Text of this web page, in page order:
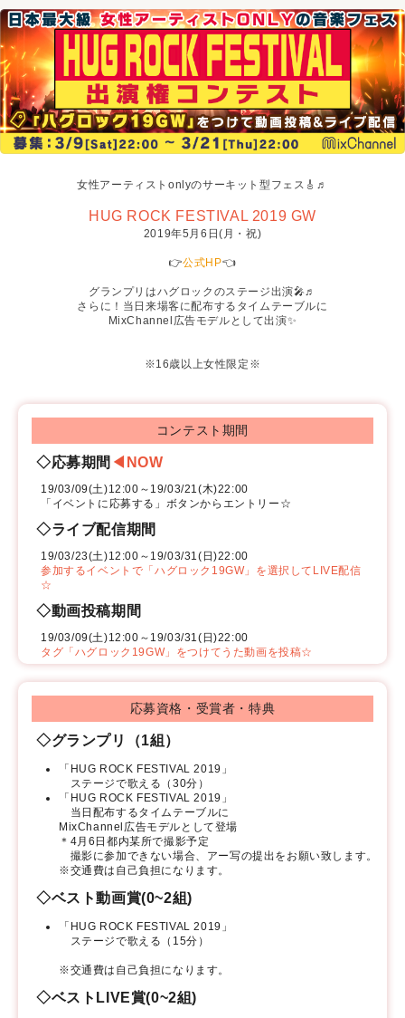
女性アーティストonlyのサーキット型フェス🎸♬
HUG ROCK FESTIVAL 2019 GW
2019年5月6日(月・祝)
👉公式HP👈
グランプリはハグロックのステージ出演🎤♬
さらに！当日来場客に配布するタイムテーブルに
MixChannel広告モデルとして出演✨
※16歳以上女性限定※
コンテスト期間
◇応募期間 ◀︎NOW
19/03/09(土)12:00～19/03/21(木)22:00
「イベントに応募する」ボタンからエントリー☆
◇ライブ配信期間
19/03/23(土)12:00～19/03/31(日)22:00
参加するイベントで「ハグロック19GW」を選択してLIVE配信
☆
◇動画投稿期間
19/03/09(土)12:00～19/03/31(日)22:00
タグ「ハグロック19GW」をつけてうた動画を投稿☆
応募資格・受賞者・特典
◇グランプリ（1組）
「HUG ROCK FESTIVAL 2019」
ステージで歌える（30分）
「HUG ROCK FESTIVAL 2019」
当日配布するタイムテーブルに
MixChannel広告モデルとして登場
＊4月6日都内某所で撮影予定
撮影に参加できない場合、アー写の提出をお願い致します。
※交通費は自己負担になります。
◇ベスト動画賞(0~2組)
「HUG ROCK FESTIVAL 2019」
ステージで歌える（15分）
※交通費は自己負担になります。
◇ベストLIVE賞(0~2組)